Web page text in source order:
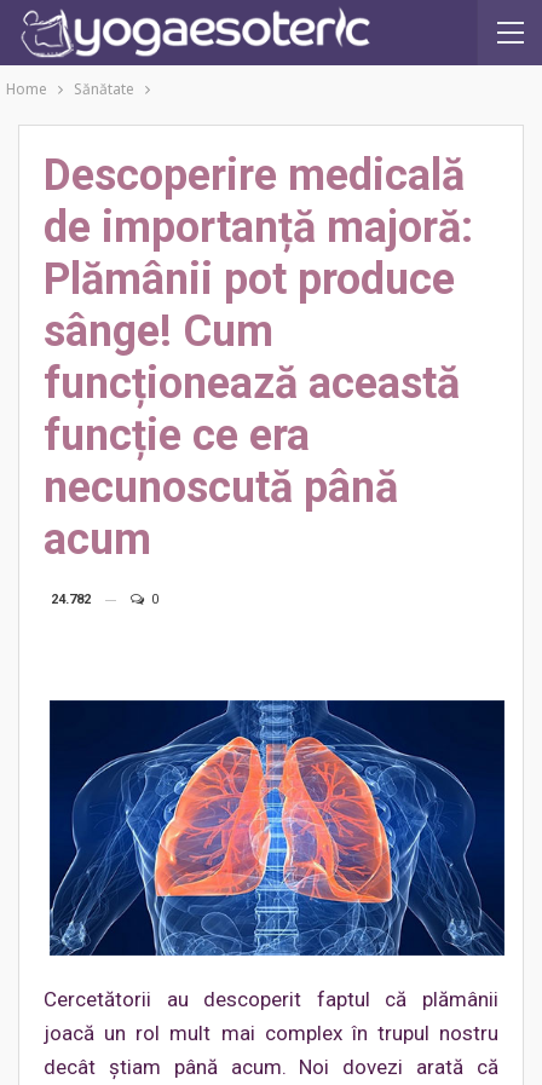
Home Sănătate
Descoperire medicală
de importanță majoră:
Plămânii pot produce
sânge! Cum
funcționează această
funcție ce era
necunoscută până
acum
24.782 0
Cercetătorii au descoperit faptul că plămânii
joacă un rol mult mai complex în trupul nostru
decât știam până acum. Noi dovezi arată că